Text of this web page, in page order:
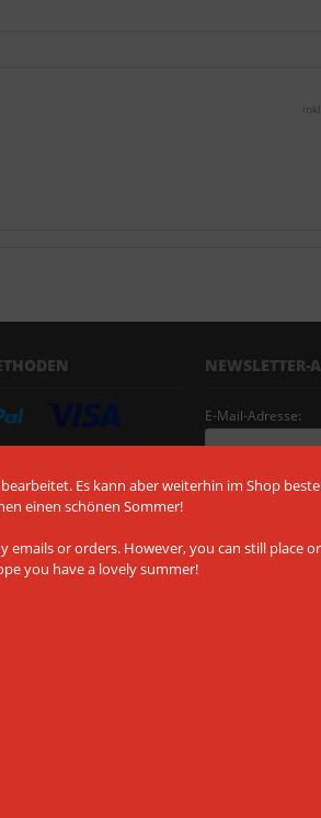
Es kann aber weiterhin im Shop
einen schönen Sommer!
or orders. However, you can still place
you have a lovely summer!
NEWSLETTER-
E-Mail-Adresse:
Der Newsletter